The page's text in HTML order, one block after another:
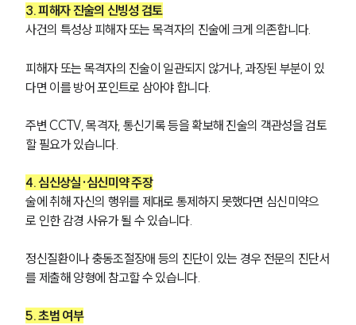
3. 피해자 진술의 신빙성 검토
사건의 특성상 피해자 또는 목격자의 진술에 크게 의존합니다.
피해자 또는 목격자의 진술이 일관되지 않거나, 과장된 부분이 있
다면 이를 방어 포인트로 삼아야 합니다.
주변 CCTV, 목격자, 통신기록 등을 확보해 진술의 객관성을 검토
할 필요가 있습니다.
4. 심신상실·심신미약 주장
술에 취해 자신의 행위를 제대로 통제하지 못했다면 심신미약으
로 인한 감경 사유가 될 수 있습니다.
정신질환이나 충동조절장애 등의 진단이 있는 경우 전문의 진단서
를 제출해 양형에 참고할 수 있습니다.
5. 초범 여부